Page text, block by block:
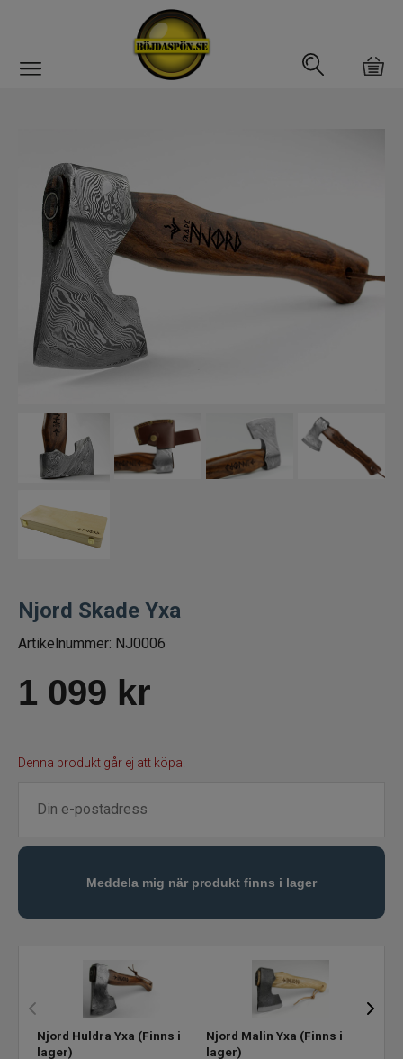
Interfiske
Rullar
Spön
Fiskeset
Fiskelinor
Småplock
Tillbehör
RAM produkter
Håvar, mm
Väga och mäta
Verktyg
Knivar
Spöhållare
Njord Skade Yxa
Artikelnummer: NJ0006
1 099 kr
Denna produkt går ej att köpa.
Njord Huldra Yxa (Finns i
lager)
Njord Malin Yxa (Finns i
lager)